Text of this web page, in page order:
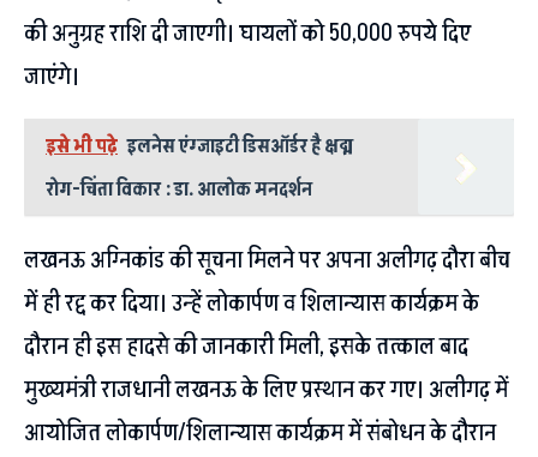
की अनुग्रह राशि दी जाएगी। घायलों को 50,000 रुपये दिए
जाएंगे।
इसे भी पढ़े इलनेस एंग्जाइटी डिसऑर्डर है क्षद्म
रोग-चिंता विकार : डा. आलोक मनदर्शन
लखनऊ अग्निकांड की सूचना मिलने पर अपना अलीगढ़ दौरा बीच
में ही रद्द कर दिया। उन्हें लोकार्पण व शिलान्यास कार्यक्रम के
दौरान ही इस हादसे की जानकारी मिली, इसके तत्काल बाद
मुख्यमंत्री राजधानी लखनऊ के लिए प्रस्थान कर गए। अलीगढ़ में
आयोजित लोकार्पण/शिलान्यास कार्यक्रम में संबोधन के दौरान